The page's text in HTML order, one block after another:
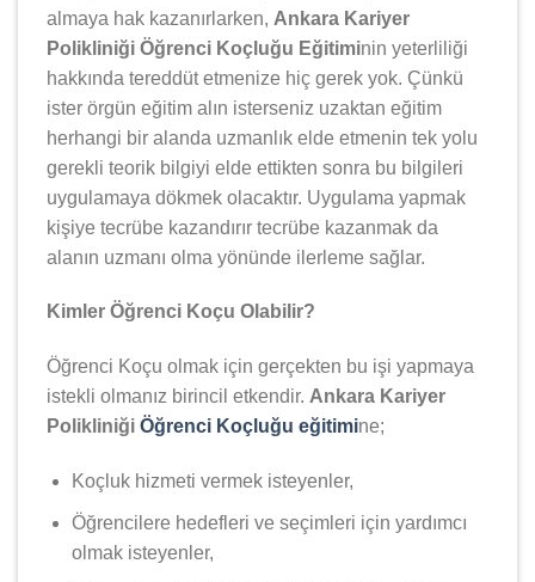
almaya hak kazanırlarken, Ankara Kariyer
Polikliniği Öğrenci Koçluğu Eğitiminin yeterliliği
hakkında tereddüt etmenize hiç gerek yok. Çünkü
ister örgün eğitim alın isterseniz uzaktan eğitim
herhangi bir alanda uzmanlık elde etmenin tek yolu
gerekli teorik bilgiyi elde ettikten sonra bu bilgileri
uygulamaya dökmek olacaktır. Uygulama yapmak
kişiye tecrübe kazandırır tecrübe kazanmak da
alanın uzmanı olma yönünde ilerleme sağlar.
Kimler Öğrenci Koçu Olabilir?
Öğrenci Koçu olmak için gerçekten bu işi yapmaya
istekli olmanız birincil etkendir. Ankara Kariyer
Polikliniği Öğrenci Koçluğu eğitimine;
Koçluk hizmeti vermek isteyenler,
Öğrencilere hedefleri ve seçimleri için yardımcı
olmak isteyenler,